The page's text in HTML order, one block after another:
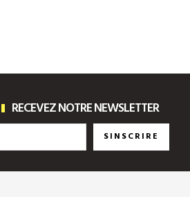
RECEVEZ NOTRE NEWSLETTER
SINSCRIRE